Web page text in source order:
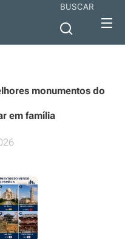
BUSCAR
monumentos do
em família